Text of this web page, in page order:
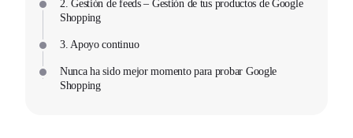
2. Gestión de feeds – Gestión de tus productos de Google
Shopping
3. Apoyo continuo
Nunca ha sido mejor momento para probar Google
Shopping